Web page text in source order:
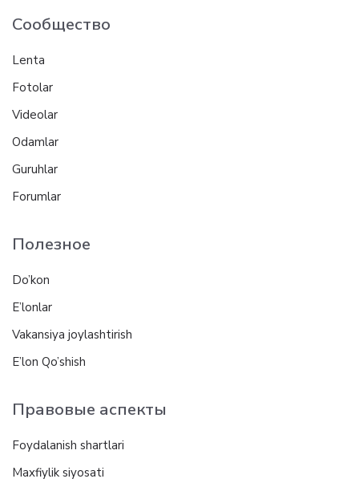
Сообщество
Lenta
Fotolar
Videolar
Odamlar
Guruhlar
Forumlar
Полезное
Do’kon
E’lonlar
Vakansiya joylashtirish
E’lon Qo’shish
Правовые аспекты
Foydalanish shartlari
Maxfiylik siyosati